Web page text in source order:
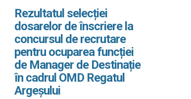
Rezultatul selecției
dosarelor de înscriere la
concursul de recrutare
pentru ocuparea funcției
de Manager de Destinație
în cadrul OMD Regatul
Argeșului